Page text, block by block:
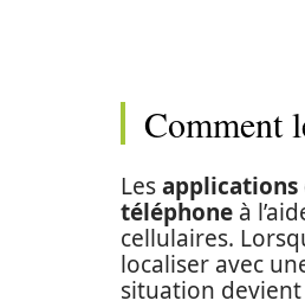
Comment
Lesapplications
téléphone à
cellulaires.
localiser avec
situation